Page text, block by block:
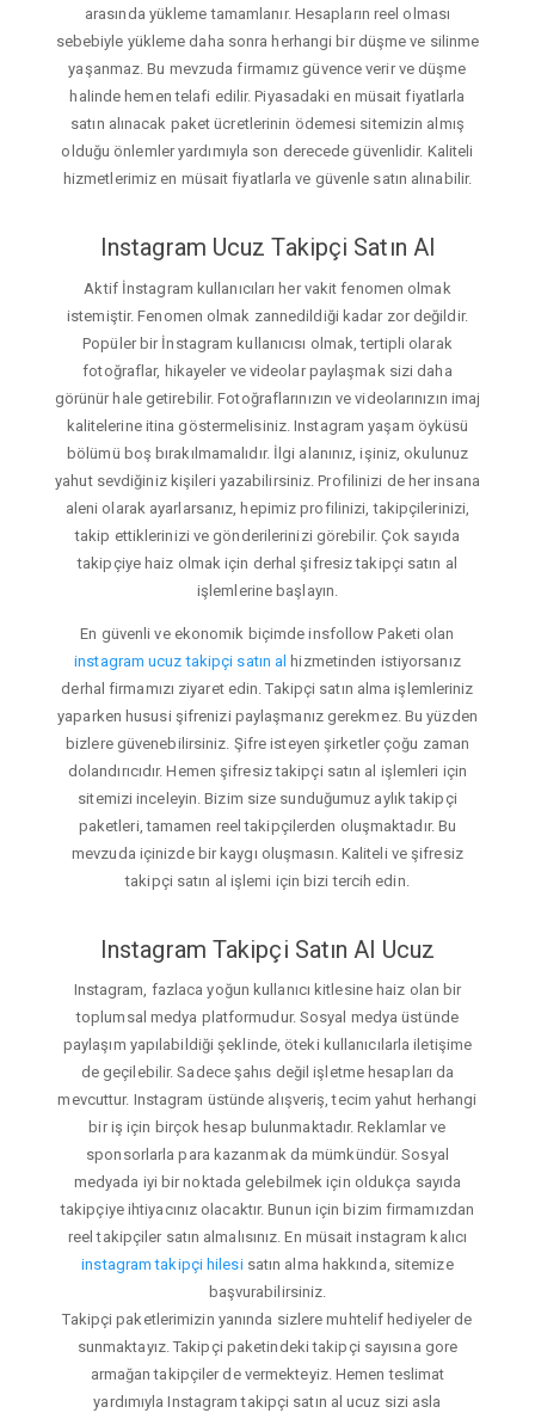
arasında yükleme tamamlanır. Hesapların reel olması
sebebiyle yükleme daha sonra herhangi bir düşme ve silinme
yaşanmaz. Bu mevzuda firmamız güvence verir ve düşme
halinde hemen telafi edilir. Piyasadaki en müsait fiyatlarla
satın alınacak paket ücretlerinin ödemesi sitemizin almış
olduğu önlemler yardımıyla son derecede güvenlidir. Kaliteli
hizmetlerimiz en müsait fiyatlarla ve güvenle satın alınabilir.
Instagram Ucuz Takipçi Satın Al
Aktif İnstagram kullanıcıları her vakit fenomen olmak
istemiştir. Fenomen olmak zannedildiği kadar zor değildir.
Popüler bir İnstagram kullanıcısı olmak, tertipli olarak
fotoğraflar, hikayeler ve videolar paylaşmak sizi daha
görünür hale getirebilir. Fotoğraflarınızın ve videolarınızın imaj
kalitelerine itina göstermelisiniz. Instagram yaşam öyküsü
bölümü boş bırakılmamalıdır. İlgi alanınız, işiniz, okulunuz
yahut sevdiğiniz kişileri yazabilirsiniz. Profilinizi de her insana
aleni olarak ayarlarsanız, hepimiz profilinizi, takipçilerinizi,
takip ettiklerinizi ve gönderilerinizi görebilir. Çok sayıda
takipçiye haiz olmak için derhal şifresiz takipçi satın al
işlemlerine başlayın.
En güvenli ve ekonomik biçimde insfollow Paketi olan
instagram ucuz takipçi satın al hizmetinden istiyorsanız
derhal firmamızı ziyaret edin. Takipçi satın alma işlemleriniz
yaparken hususi şifrenizi paylaşmanız gerekmez. Bu yüzden
bizlere güvenebilirsiniz. Şifre isteyen şirketler çoğu zaman
dolandırıcıdır. Hemen şifresiz takipçi satın al işlemleri için
sitemizi inceleyin. Bizim size sunduğumuz aylık takipçi
paketleri, tamamen reel takipçilerden oluşmaktadır. Bu
mevzuda içinizde bir kaygı oluşmasın. Kaliteli ve şifresiz
takipçi satın al işlemi için bizi tercih edin.
Instagram Takipçi Satın Al Ucuz
Instagram, fazlaca yoğun kullanıcı kitlesine haiz olan bir
toplumsal medya platformudur. Sosyal medya üstünde
paylaşım yapılabildiği şeklinde, öteki kullanıcılarla iletişime
de geçilebilir. Sadece şahıs değil işletme hesapları da
mevcuttur. Instagram üstünde alışveriş, tecim yahut herhangi
bir iş için birçok hesap bulunmaktadır. Reklamlar ve
sponsorlarla para kazanmak da mümkündür. Sosyal
medyada iyi bir noktada gelebilmek için oldukça sayıda
takipçiye ihtiyacınız olacaktır. Bunun için bizim firmamızdan
reel takipçiler satın almalısınız. En müsait instagram kalıcı
instagram takipçi hilesisatın alma hakkında, sitemize
başvurabilirsiniz.
Takipçi paketlerimizin yanında sizlere muhtelif hediyeler de
sunmaktayız. Takipçi paketindeki takipçi sayısına gore
armağan takipçiler de vermekteyiz. Hemen teslimat
yardımıyla Instagram takipçi satın al ucuz sizi asla